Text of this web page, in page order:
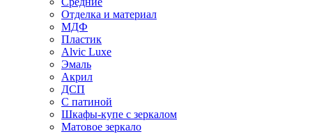
Отделка и материал
МДФ
Пластик
Alvic Luxe
Эмаль
Акрил
ДСП
С патиной
Шкафы-купе с зеркалом
Матовое зеркало